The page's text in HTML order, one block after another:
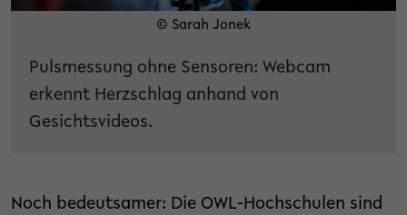
© Sarah Jonek
Pulsmessung ohne Sensoren: Webcam
erkennt Herzschlag anhand von
Gesichtsvideos.
Noch bedeutsamer: Die OWL-Hochschulen sind